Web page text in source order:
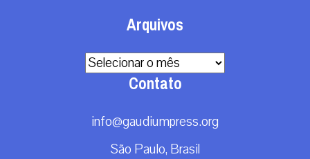
Arquivos
Arquivos
Contato
info@gaudiumpress.org
São Paulo, Brasil